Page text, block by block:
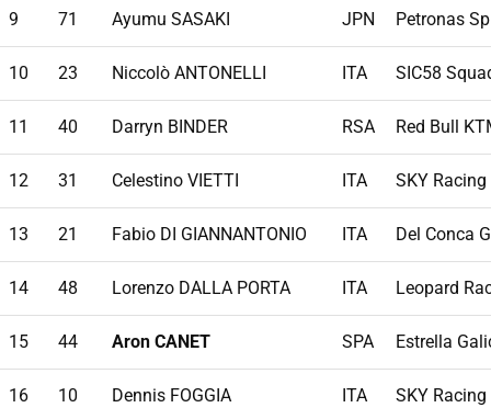
9 71 Ayumu SASAKI JPN Petronas
10 23 Niccolò ANTONELLI ITA SIC58
11 40 Darryn BINDER RSA Red Bull
12 31 Celestino VIETTI ITA SKY
13 21 Fabio DI GIANNANTONIO ITA Del Conca
14 48 Lorenzo DALLA PORTA ITA Leopard
15 44 Aron CANET SPA Estrella
16 10 Dennis FOGGIA ITA SKY